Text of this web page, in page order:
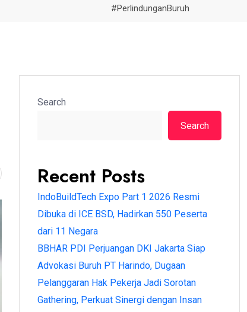
#PerlindunganBuruh
Search
Search
Recent Posts
IndoBuildTech Expo Part 1 2026 Resmi
Dibuka di ICE BSD, Hadirkan 550 Peserta
dari 11 Negara
BBHAR PDI Perjuangan DKI Jakarta Siap
Advokasi Buruh PT Harindo, Dugaan
Pelanggaran Hak Pekerja Jadi Sorotan
Gathering, Perkuat Sinergi dengan Insan